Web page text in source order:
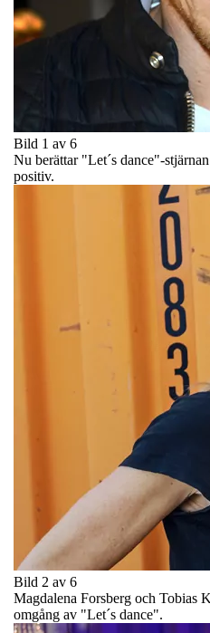
Bild 1 av 6
Nu berättar "Let´s dance"-
positiv.
Bild 2 av 6
Magdalena Forsberg och Tobias
omgång av "Let´s dance".